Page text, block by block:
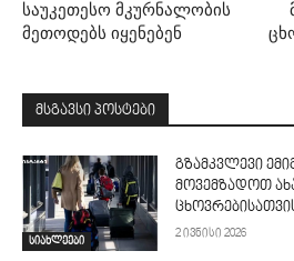
საუკეთესო მკურნალობის
მეთოდებს იყენებენ
მსგავსი პოსტები
სიახლეები
გზამკვლევი
მოვემზადოთ
2 ივნისი 2026